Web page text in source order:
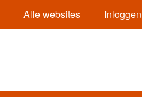
Alle websites Inloggen